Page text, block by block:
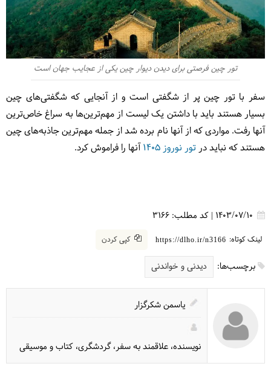
تور چین فرصتی برای دیدن دیوار چین یکی از عجایب جهان است
سفر با تور چین پر از شگفتی است و از آنجایی که شگفتی‌های چین
بسیار هستند باید با داشتن یک لیست از مهم‌ترین‌ها به سراغ خاص‌ترین
آنها رفت. مواردی که از آنها نام برده شد از جمله مهم‌ترین جاذبه‌های چین
هستند که نباید درتور نوروز 1405 آنها را فراموش کرد.
1403/07/10
| کد مطلب: 3166
لینک کوتاه: https://dlho.ir/n3166 کپی کردن
برچسب‌ها: دیدنی و خواندنی
یاسمن شکرگزار
نویسنده، علاقمند به سفر، گردشگری، کتاب و موسیقی